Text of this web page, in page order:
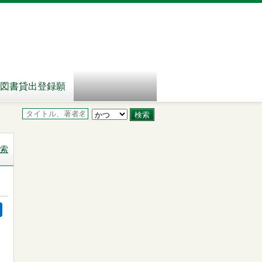
図書貸出登録願